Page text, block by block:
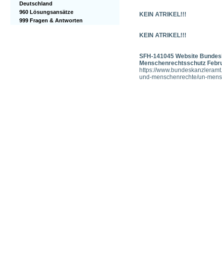
Deutschland
960 Lösungsansätze
999 Fragen & Antworten
KEIN ATRIKEL!!!
KEIN ATRIKEL!!!
SFH-141045 Website
Menschenrechtsschutz
https://
und-menschenrechte/un-